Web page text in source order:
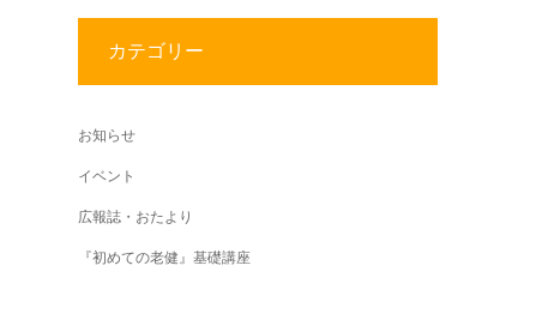
カテゴリー
お知らせ
イベント
広報誌・おたより
『初めての老健』基礎講座